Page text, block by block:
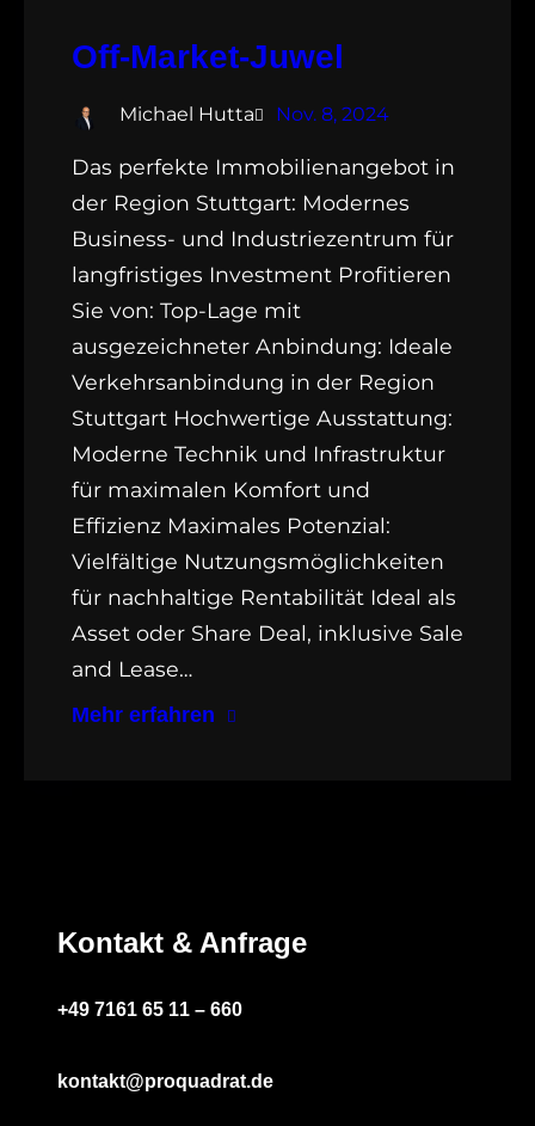
Off-Market-Juwel
Michael Hutta Nov. 8, 2024
Das perfekte Immobilienangebot in
der Region Stuttgart: Modernes
Business- und Industriezentrum für
langfristiges Investment Profitieren
Sie von: Top-Lage mit
ausgezeichneter Anbindung: Ideale
Verkehrsanbindung in der Region
Stuttgart Hochwertige Ausstattung:
Moderne Technik und Infrastruktur
für maximalen Komfort und
Effizienz Maximales Potenzial:
Vielfältige Nutzungsmöglichkeiten
für nachhaltige Rentabilität Ideal als
Asset oder Share Deal, inklusive Sale
and Lease…
Mehr erfahren
Kontakt & Anfrage
+49 7161 65 11 – 660
kontakt@proquadrat.de